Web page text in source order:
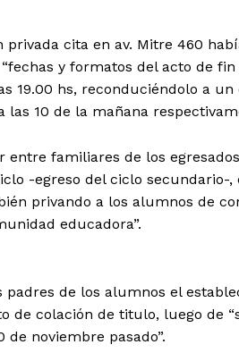
cita en av. Mitre 460
y formatos del acto de
19.00 hs, reconduciéndolo a
10 de la mañana
entre familiares de los
-egreso del ciclo secundario-
privando a los alumnos de
educadora”.
de los alumnos el
de colación de titulo, luego de
noviembre pasado”.